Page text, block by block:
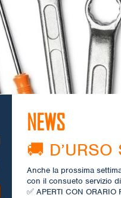
NEWS
🚚
Anche la prossima
con il consueto servizio
✅ APERTI CON ORARIO